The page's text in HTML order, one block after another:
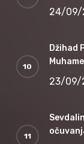
24/09/
Džihad
23/09/